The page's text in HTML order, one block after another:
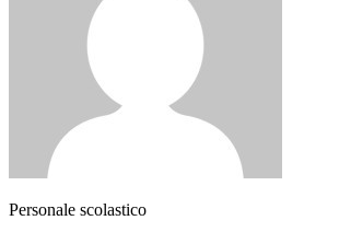
Personale scolastico